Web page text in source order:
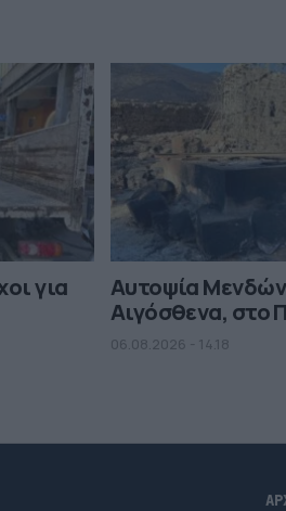
για
Αυτοψία
Αιγόσθενα, στο
06.08.2026 - 14.18